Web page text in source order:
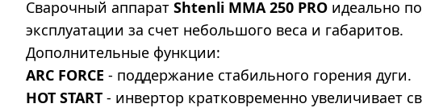
Сварочный аппарат Shtenli ММА 250 PRO идеально
эксплуатации за счет небольшого веса и габаритов.
Дополнительные функции:
ARC FORCE - поддержание стабильного горения дуги.
HOT START - инвертор кратковременно увеличивает